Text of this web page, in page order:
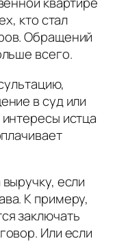
кто стал
Обращений
всего.
в суд или
истца
если
К примеру,
заключать
Или если